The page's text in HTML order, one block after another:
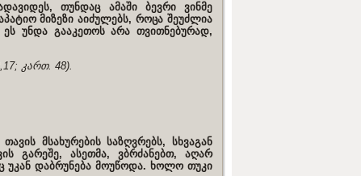
თუნდაც ამაში ბევრი ვინმე
მიზეზი აიძულებს, როცა შეუძლია
უნდა გააკეთოს არა თვითნებურად,
კართ. 48).
მსახურების საზღვრებს, სხვაგან
გარეშე, ასეთმა, ვბრძანებთ, აღარ
უკან დაბრუნება მოუწოდა. ხოლო თუკი